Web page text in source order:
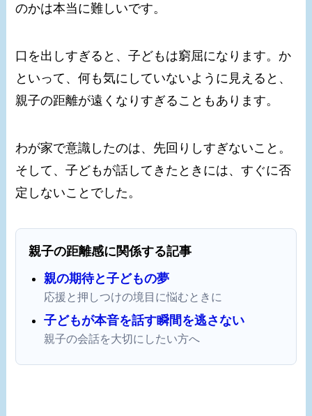
のかは本当に難しいです。
口を出しすぎると、子どもは窮屈になります。か
といって、何も気にしていないように見えると、
親子の距離が遠くなりすぎることもあります。
わが家で意識したのは、先回りしすぎないこと。
そして、子どもが話してきたときには、すぐに否
定しないことでした。
親子の距離感に関係する記事
親の期待と子どもの夢
応援と押しつけの境目に悩むときに
子どもが本音を話す瞬間を逃さない
親子の会話を大切にしたい方へ